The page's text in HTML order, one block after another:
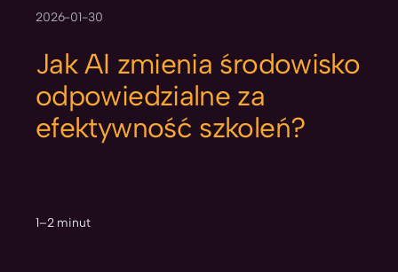
2026-01-30
Jak AI zmienia środowisko
odpowiedzialne za
efektywność szkoleń?
1–2 minut